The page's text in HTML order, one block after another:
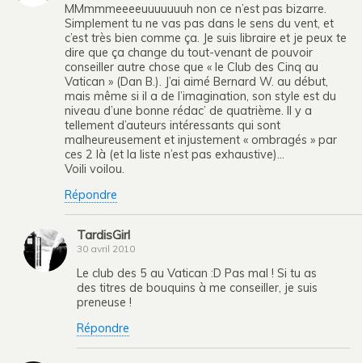
MMmmmeeeeuuuuuuuh non ce n’est pas bizarre.
Simplement tu ne vas pas dans le sens du vent, et
c’est très bien comme ça. Je suis libraire et je peux te
dire que ça change du tout-venant de pouvoir
conseiller autre chose que « le Club des Cinq au
Vatican » (Dan B.). J’ai aimé Bernard W. au début,
mais même si il a de l’imagination, son style est du
niveau d’une bonne rédac’ de quatrième. Il y a
tellement d’auteurs intéressants qui sont
malheureusement et injustement « ombragés » par
ces 2 là (et la liste n’est pas exhaustive)…
Voili voilou.
Répondre
TardisGirl
30 avril 2010
Le club des 5 au Vatican :D Pas mal ! Si tu as
des titres de bouquins à me conseiller, je suis
preneuse !
Répondre